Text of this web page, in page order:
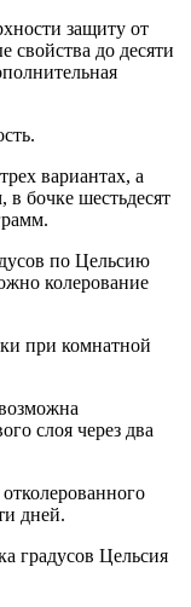
защиту от
свойства до десяти
вариантах, а
в бочке шестьдесят
по Цельсию
колерование
при комнатной
слоя через два
дней.
градусов Цельсия